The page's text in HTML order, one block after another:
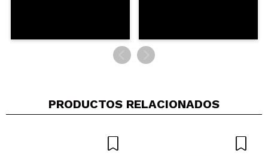
PRODUCTOS RELACIONADOS